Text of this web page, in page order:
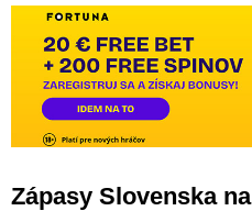
Zápasy Slovenska